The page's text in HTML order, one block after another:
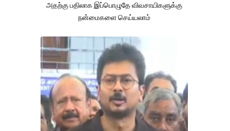
அதற்கு பதிலாக இப்பொழுதே விவசாயிகளுக்கு
நன்மைகளை செய்யலாம்